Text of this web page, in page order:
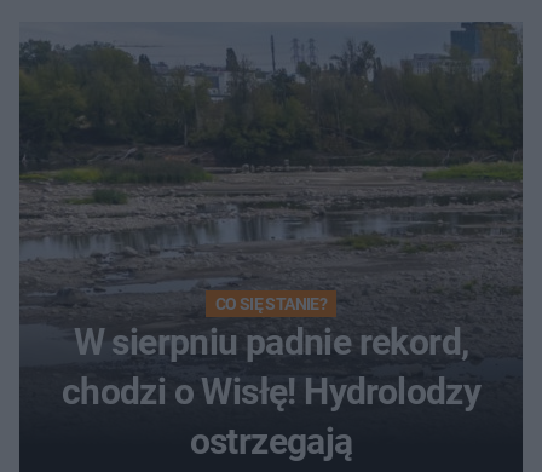
CO SIĘ STANIE?
W sierpniu padnie rekord,
chodzi o Wisłę! Hydrolodzy
ostrzegają